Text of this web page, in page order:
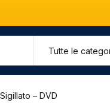
– DVD